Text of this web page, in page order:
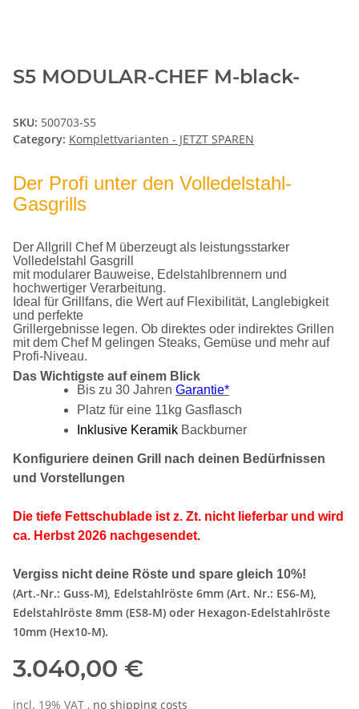
S5 MODULAR-CHEF M-black-
SKU: 500703-S5
Category: Komplettvarianten - JETZT SPAREN
Der Profi unter den Volledelstahl-
Gasgrills
Der Allgrill Chef M überzeugt als leistungsstarker
Volledelstahl Gasgrill
mit modularer Bauweise, Edelstahlbrennern und
hochwertiger Verarbeitung.
Ideal für Grillfans, die Wert auf Flexibilität, Langlebigkeit
und perfekte
Grillergebnisse legen. Ob direktes oder indirektes Grillen
mit dem Chef M gelingen Steaks, Gemüse und mehr auf
Profi-Niveau.
Das Wichtigste auf einem Blick
Bis zu 30 Jahren Garantie*
Platz für eine 11kg Gasflasch
Inklusive Keramik Backburner
Konfiguriere deinen Grill nach deinen Bedürfnissen
und Vorstellungen
Die tiefe Fettschublade ist z. Zt. nicht lieferbar und wird
ca. Herbst 2026 nachgesendet.
Vergiss nicht deine Röste und spare gleich 10%!
(Art.-Nr.: Guss-M), Edelstahlröste 6mm (Art. Nr.: ES6-M),
Edelstahlröste 8mm (ES8-M) oder Hexagon-Edelstahlröste
10mm (Hex10-M).
3.040,00 €
incl. 19% VAT , no shipping costs